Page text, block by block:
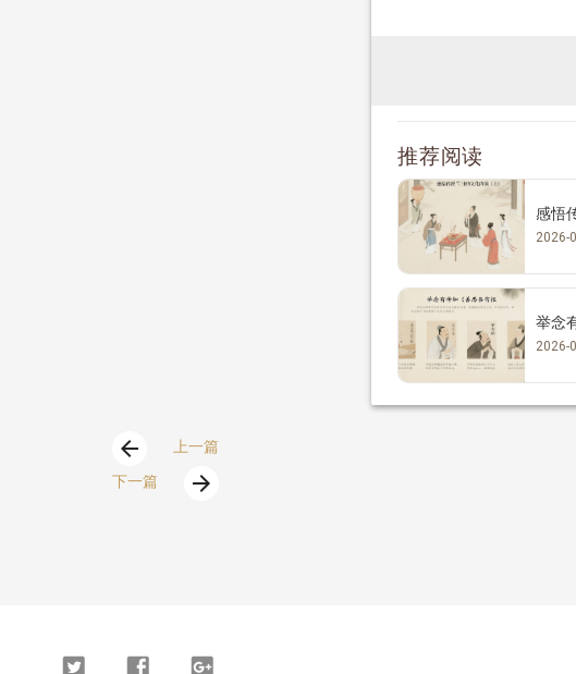
推荐阅读
感悟
2026-
举念
2026-
arrow_back
上一篇
下一篇
arrow_forward